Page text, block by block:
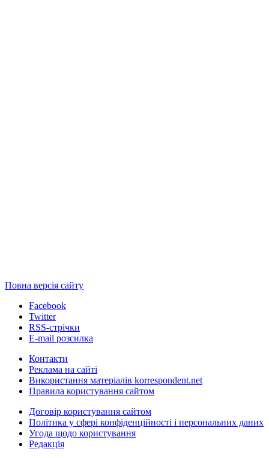
Повна версія сайту
Facebook
Twitter
RSS-стрічки
E-mail розсилка
Контакти
Реклама на сайті
Використання матеріалів korrespondent.net
Правила користування сайтом
Договір користування сайтом
Політика у сфері конфіденційності і персональних даних
Угода щодо користування
Редакція